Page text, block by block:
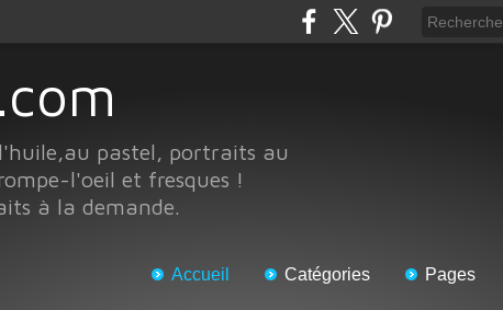
pastel, portraits au
l'oeil et fresques !
à la demande.
Accueil Catégories Pages